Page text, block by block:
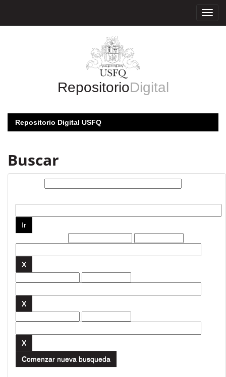
RepositorioDigital
Repositorio Digital USFQ
Buscar
Comenzar nueva busqueda